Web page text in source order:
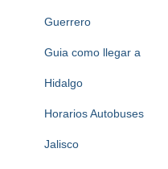
Guerrero
Guia como llegar a
Hidalgo
Horarios Autobuses
Jalisco